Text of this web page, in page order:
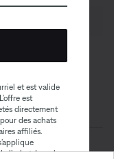
et est valide
est
directement
des achats
affiliés.
l’achat. La valeur